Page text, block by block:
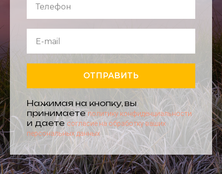
ОТПРАВИТЬ
Нажимая на кнопку, вы
принимаетеполитику конфиденциальности
и даетесогласие на обработку ваших
персональных данных